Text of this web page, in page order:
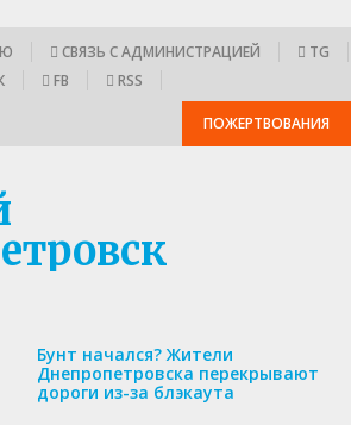
СВЯЗЬ С АДМИНИСТРАЦИЕЙ
TG
FB RSS
ПОЖЕРТВОВАНИЯ
Бунт начался? Жители
Днепропетровска перекрывают
дороги из-за блэкаута